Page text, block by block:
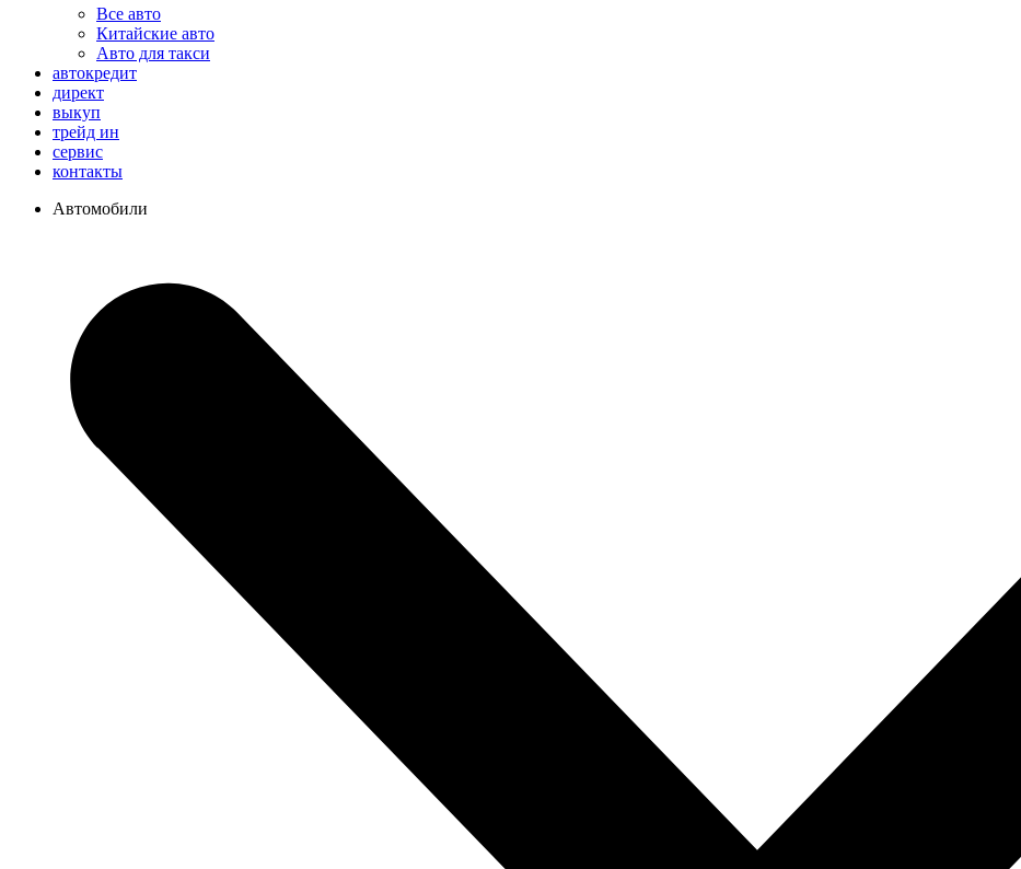
Все авто
Китайские авто
Авто для такси
автокредит
директ
выкуп
трейд ин
сервис
контакты
Автомобили